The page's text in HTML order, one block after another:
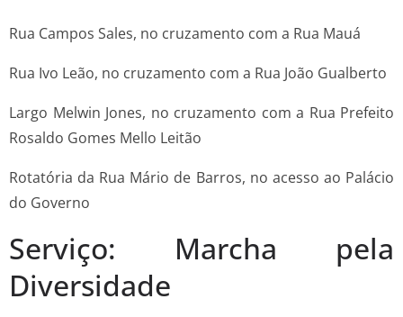
Rua Campos Sales, no cruzamento com a Rua Mauá
Rua Ivo Leão, no cruzamento com a Rua João Gualberto
Largo Melwin Jones, no cruzamento com a Rua Prefeito
Rosaldo Gomes Mello Leitão
Rotatória da Rua Mário de Barros, no acesso ao Palácio
do Governo
Serviço: Marcha pela
Diversidade